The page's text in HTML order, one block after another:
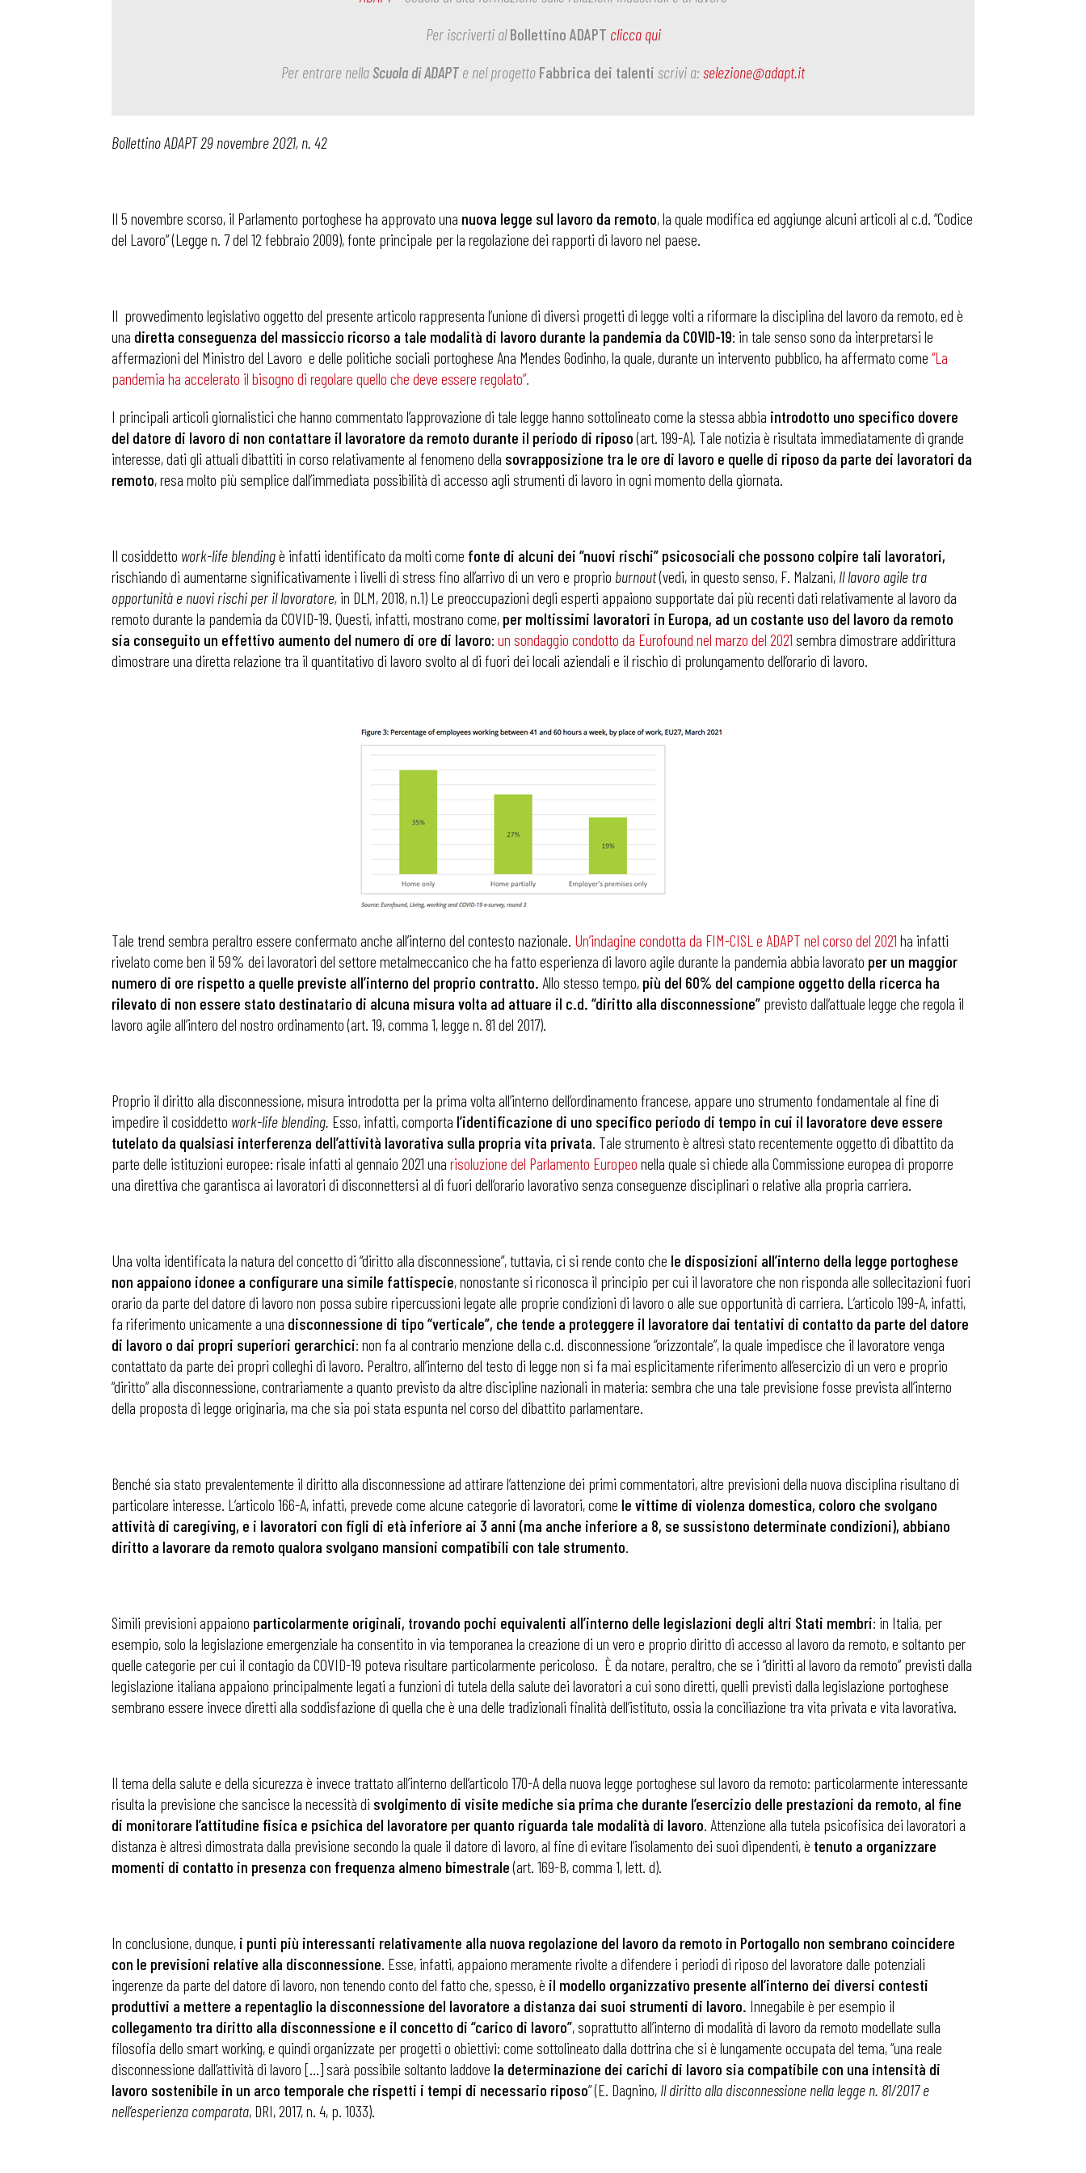
Bollettini ADAPT
Osservatori
Eventi
Per iscriverti alBollettino ADAPT clicca qui
Per entrare nella Scuola di ADAPT e nel progetto Fabbrica dei talenti scrivi a:selezione@adapt.it
Bollettino ADAPT 29 novembre 2021, n. 42
Il 5 novembre scorso, il Parlamento portoghese ha approvato una nuova legge sul lavoro da remoto, la quale modifica ed aggiunge alcuni articoli al c.d. “Codice
del Lavoro” (Legge n. 7 del 12 febbraio 2009), fonte principale per la regolazione dei rapporti di lavoro nel paese.
Il provvedimento legislativo oggetto del presente articolo rappresenta l’unione di diversi progetti di legge volti a riformare la disciplina del lavoro da remoto, ed è
una diretta conseguenza del massiccio ricorso a tale modalità di lavoro durante la pandemia da COVID-19: in tale senso sono da interpretarsi le
affermazioni del Ministro del Lavoro e delle politiche sociali portoghese Ana Mendes Godinho, la quale, durante un intervento pubblico, ha affermato come “La
pandemia ha accelerato il bisogno di regolare quello che deve essere regolato”.
I principali articoli giornalistici che hanno commentato l’approvazione di tale legge hanno sottolineato come la stessa abbia introdotto uno specifico dovere
del datore di lavoro di non contattare il lavoratore da remoto durante il periodo di riposo(art. 199-A). Tale notizia è risultata immediatamente di grande
interesse, dati gli attuali dibattiti in corso relativamente al fenomeno della sovrapposizione tra le ore di lavoro e quelle di riposo da parte dei lavoratori da
remoto, resa molto più semplice dall’immediata possibilità di accesso agli strumenti di lavoro in ogni momento della giornata.
Il cosiddetto work-life blendingè infatti identificato da molti come fonte di alcuni dei “nuovi rischi” psicosociali che possono colpire tali lavoratori,
rischiando di aumentarne significativamente i livelli di stress fino all’arrivo di un vero e proprio burnout(vedi, in questo senso, F. Malzani, Il lavoro agile tra
opportunità e nuovi rischi per il lavoratore, in DLM, 2018, n.1) Le preoccupazioni degli esperti appaiono supportate dai più recenti dati relativamente al lavoro da
remoto durante la pandemia da COVID-19. Questi, infatti, mostrano come, per moltissimi lavoratori in Europa, ad un costante uso del lavoro da remoto
sia conseguito un effettivo aumento del numero di ore di lavoro: un sondaggio condotto da Eurofound nel marzo del 2021 sembra dimostrare addirittura
dimostrare una diretta relazione tra il quantitativo di lavoro svolto al di fuori dei locali aziendali e il rischio di prolungamento dell’orario di lavoro.
Tale trend sembra peraltro essere confermato anche all’interno del contesto nazionale. Un’indagine condotta da FIM-CISL e ADAPT nel corso del 2021 ha infatti
rivelato come ben il 59% dei lavoratori del settore metalmeccanico che ha fatto esperienza di lavoro agile durante la pandemia abbia lavorato per un maggior
numero di ore rispetto a quelle previste all’interno del proprio contratto. Allo stesso tempo, più del 60% del campione oggetto della ricerca ha
rilevato di non essere stato destinatario di alcuna misura volta ad attuare il c.d. “diritto alla disconnessione” previsto dall’attuale legge che regola il
lavoro agile all’intero del nostro ordinamento (art. 19, comma 1, legge n. 81 del 2017).
Proprio il diritto alla disconnessione, misura introdotta per la prima volta all’interno dell’ordinamento francese, appare uno strumento fondamentale al fine di
impedire il cosiddetto work-life blending. Esso, infatti, comporta l’identificazione di uno specifico periodo di tempo in cui il lavoratore deve essere
tutelato da qualsiasi interferenza dell’attività lavorativa sulla propria vita privata. Tale strumento è altresì stato recentemente oggetto di dibattito da
parte delle istituzioni europee: risale infatti al gennaio 2021 una risoluzione del Parlamento Europeo nella quale si chiede alla Commissione europea di proporre
una direttiva che garantisca ai lavoratori di disconnettersi al di fuori dell’orario lavorativo senza conseguenze disciplinari o relative alla propria carriera.
Una volta identificata la natura del concetto di “diritto alla disconnessione”, tuttavia, ci si rende conto che le disposizioni all’interno della legge portoghese
non appaiono idonee a configurare una simile fattispecie, nonostante si riconosca il principio per cui il lavoratore che non risponda alle sollecitazioni fuori
orario da parte del datore di lavoro non possa subire ripercussioni legate alle proprie condizioni di lavoro o alle sue opportunità di carriera. L’articolo 199-A, infatti,
fa riferimento unicamente a una disconnessione di tipo “verticale”, che tende a proteggere il lavoratore dai tentativi di contatto da parte del datore
di lavoro o dai propri superiori gerarchici: non fa al contrario menzione della c.d. disconnessione “orizzontale”, la quale impedisce che il lavoratore venga
contattato da parte dei propri colleghi di lavoro. Peraltro, all’interno del testo di legge non si fa mai esplicitamente riferimento all’esercizio di un vero e proprio
“diritto” alla disconnessione, contrariamente a quanto previsto da altre discipline nazionali in materia: sembra che una tale previsione fosse prevista all’interno
della proposta di legge originaria, ma che sia poi stata espunta nel corso del dibattito parlamentare.
Benché sia stato prevalentemente il diritto alla disconnessione ad attirare l’attenzione dei primi commentatori, altre previsioni della nuova disciplina risultano di
particolare interesse. L’articolo 166-A, infatti, prevede come alcune categorie di lavoratori, come le vittime di violenza domestica, coloro che svolgano
attività di caregiving, e i lavoratori con figli di età inferiore ai 3 anni (ma anche inferiore a 8, se sussistono determinate condizioni), abbiano
diritto a lavorare da remoto qualora svolgano mansioni compatibili con tale strumento.
Simili previsioni appaiono particolarmente originali, trovando pochi equivalenti all’interno delle legislazioni degli altri Stati membri: in Italia, per
esempio, solo la legislazione emergenziale ha consentito in via temporanea la creazione di un vero e proprio diritto di accesso al lavoro da remoto, e soltanto per
quelle categorie per cui il contagio da COVID-19 poteva risultare particolarmente pericoloso. È da notare, peraltro, che se i “diritti al lavoro da remoto” previsti dalla
legislazione italiana appaiono principalmente legati a funzioni di tutela della salute dei lavoratori a cui sono diretti, quelli previsti dalla legislazione portoghese
sembrano essere invece diretti alla soddisfazione di quella che è una delle tradizionali finalità dell’istituto, ossia la conciliazione tra vita privata e vita lavorativa.
Il tema della salute e della sicurezza è invece trattato all’interno dell’articolo 170-A della nuova legge portoghese sul lavoro da remoto: particolarmente interessante
risulta la previsione che sancisce la necessità di svolgimento di visite mediche sia prima che durante l’esercizio delle prestazioni da remoto, al fine
di monitorare l’attitudine fisica e psichica del lavoratore per quanto riguarda tale modalità di lavoro. Attenzione alla tutela psicofisica dei lavoratori a
distanza è altresì dimostrata dalla previsione secondo la quale il datore di lavoro, al fine di evitare l’isolamento dei suoi dipendenti, è tenuto a organizzare
momenti di contatto in presenza con frequenza almeno bimestrale(art. 169-B, comma 1, lett. d).
In conclusione, dunque, i punti più interessanti relativamente alla nuova regolazione del lavoro da remoto in Portogallo non sembrano coincidere
con le previsioni relative alla disconnessione. Esse, infatti, appaiono meramente rivolte a difendere i periodi di riposo del lavoratore dalle potenziali
ingerenze da parte del datore di lavoro, non tenendo conto del fatto che, spesso, è il modello organizzativo presente all’interno dei diversi contesti
produttivi a mettere a repentaglio la disconnessione del lavoratore a distanza dai suoi strumenti di lavoro. Innegabile è per esempio il
collegamento tra diritto alla disconnessione e il concetto di “carico di lavoro”, soprattutto all’interno di modalità di lavoro da remoto modellate sulla
filosofia dello smart working, e quindi organizzate per progetti o obiettivi: come sottolineato dalla dottrina che si è lungamente occupata del tema, “una reale
disconnessione dall’attività di lavoro […] sarà possibile soltanto laddove la determinazione dei carichi di lavoro sia compatibile con una intensità di
lavoro sostenibile in un arco temporale che rispetti i tempi di necessario riposo” (E. Dagnino, Il diritto alla disconnessione nella legge n. 81/2017 e
nell’esperienza comparata, DRI, 2017, n. 4, p. 1033).